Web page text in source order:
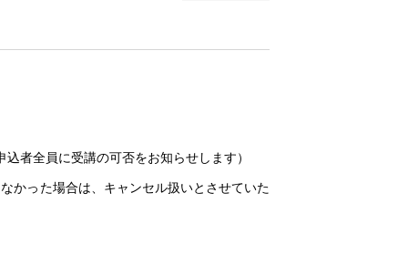
者全員に受講の可否をお知らせします）
かった場合は、キャンセル扱いとさせていた